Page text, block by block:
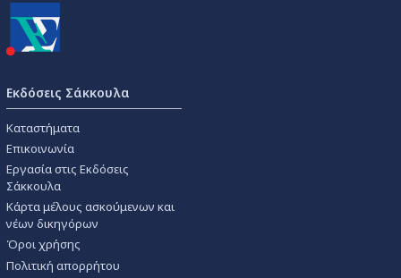
Εκδόσεις Σάκκουλα
Καταστήματα
Επικοινωνία
Εργασία στις Εκδόσεις
Σάκκουλα
Κάρτα μέλους ασκούμενων και
νέων δικηγόρων
Όροι χρήσης
Πολιτική απορρήτου